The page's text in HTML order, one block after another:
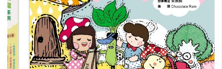
tiffanyfung@sunya.com.hk